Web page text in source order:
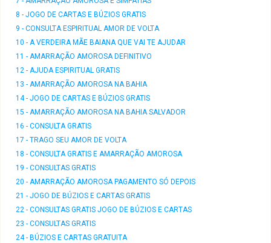
8 - JOGO DE CARTAS E BÚZIOS GRATIS
9 - CONSULTA ESPIRITUAL AMOR DE VOLTA
10 - A VERDEIRA MÃE BAIANA QUE VAI TE AJUDAR
11 - AMARRAÇÃO AMOROSA DEFINITIVO
12 - AJUDA ESPIRITUAL GRATIS
13 - AMARRAÇÃO AMOROSA NA BAHIA
14 - JOGO DE CARTAS E BÚZIOS GRATIS
15 - AMARRAÇÃO AMOROSA NA BAHIA SALVADOR
16 - CONSULTA GRATIS
17 - TRAGO SEU AMOR DE VOLTA
18 - CONSULTA GRATIS E AMARRAÇÃO AMOROSA
19 - CONSULTAS GRATIS
20 - AMARRAÇÃO AMOROSA PAGAMENTO SÓ DEPOIS
21 - JOGO DE BÚZIOS E CARTAS GRATIS
22 - CONSULTAS GRATIS JOGO DE BÚZIOS E CARTAS
23 - CONSULTAS GRATIS
24 - BÚZIOS E CARTAS GRATUITA